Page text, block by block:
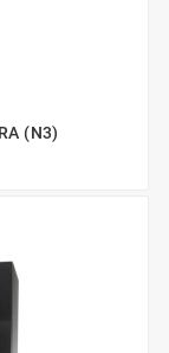
(N3)